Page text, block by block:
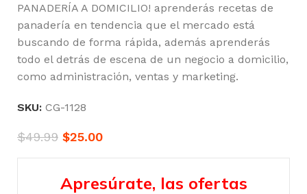
PANADERÍA A DOMICILIO! aprenderás recetas de
panadería en tendencia que el mercado está
buscando de forma rápida, además aprenderás
todo el detrás de escena de un negocio a domicilio,
como administración, ventas y marketing.
SKU: CG-1128
$49.99 $25.00
Apresúrate, las ofertas